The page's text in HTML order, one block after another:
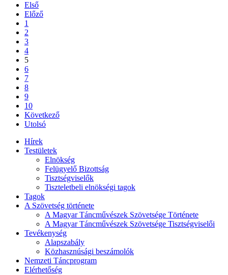
Első
Előző
1
2
3
4
5
6
7
8
9
10
Következő
Utolsó
Hírek
Testületek
Elnökség
Felügyelő Bizottság
Tisztségviselők
Tiszteletbeli elnökségi tagok
Tagok
A Szövetség története
A Magyar Táncművészek Szövetsége Története
A Magyar Táncművészek Szövetsége Tisztségviselői
Tevékenység
Alapszabály
Közhasznúsági beszámolók
Nemzeti Táncprogram
Elérhetőség